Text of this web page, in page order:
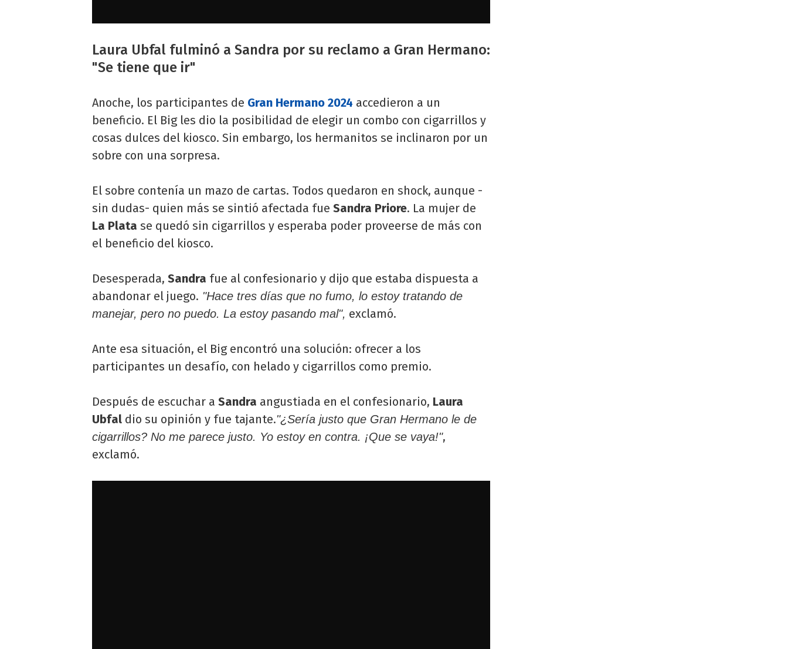
Laura Ubfal fulminó a Sandra por su reclamo a Gran Hermano:
"Se tiene que ir"
Anoche, los participantes de Gran Hermano 2024 accedieron a un
beneficio. El Big les dio la posibilidad de elegir un combo con cigarrillos y
cosas dulces del kiosco. Sin embargo, los hermanitos se inclinaron por un
sobre con una sorpresa.
El sobre contenía un mazo de cartas. Todos quedaron en shock, aunque -
sin dudas- quien más se sintió afectada fue Sandra Priore. La mujer de
La Plata se quedó sin cigarrillos y esperaba poder proveerse de más con
el beneficio del kiosco.
Desesperada, Sandra fue al confesionario y dijo que estaba dispuesta a
abandonar el juego. "Hace tres días que no fumo, lo estoy tratando de
manejar, pero no puedo. La estoy pasando mal", exclamó.
Ante esa situación, el Big encontró una solución: ofrecer a los
participantes un desafío, con helado y cigarrillos como premio.
Después de escuchar a Sandra angustiada en el confesionario, Laura
Ubfal dio su opinión y fue tajante."¿Sería justo que Gran Hermano le de
cigarrillos? No me parece justo. Yo estoy en contra. ¡Que se vaya!",
exclamó.